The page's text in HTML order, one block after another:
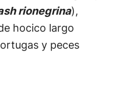
rionegrina),
hocico largo
y peces